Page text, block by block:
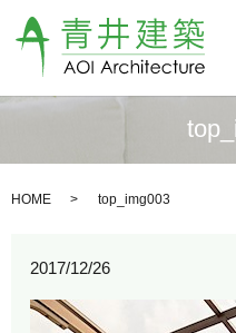
HOME top_img003
2017/12/26